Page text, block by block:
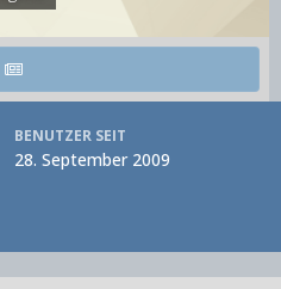
BENUTZER SEIT
28. September 2009